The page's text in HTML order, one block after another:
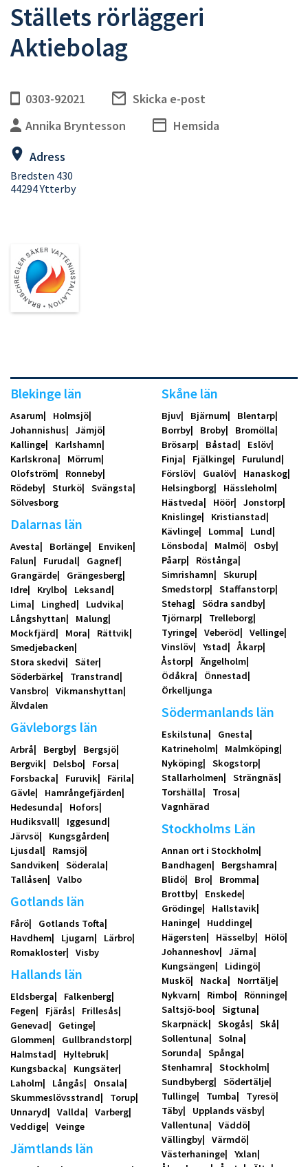
Ställets rörläggeri
Aktiebolag
0303-92021
Skicka e-post
Annika Bryntesson
Hemsida
Adress
Bredsten 430
44294 Ytterby
Blekinge län
Asarum
Holmsjö
Johannishus
Jämjö
Kallinge
Karlshamn
Karlskrona
Mörrum
Olofström
Ronneby
Rödeby
Sturkö
Svängsta
Sölvesborg
Dalarnas län
Avesta Borlänge
Enviken
Falun
Furudal
Gagnef
Grangärde
Grängesberg
Idre
Krylbo
Leksand
Lima
Linghed
Ludvika
Långshyttan
Malung
Mockfjärd
Mora
Rättvik
Smedjebacken
Stora skedvi
Säter
Söderbärke
Transtrand
Vansbro
Vikmanshyttan
Älvdalen
Gävleborgs län
Arbrå Bergby
Bergsjö
Bergvik
Delsbo
Forsa
Forsbacka
Furuvik
Färila
Gävle
Hamrångefjärden
Hedesunda
Hofors
Hudiksvall
Iggesund
Järvsö
Kungsgården
Ljusdal
Ramsjö
Sandviken
Söderala
Tallåsen
Valbo
Gotlands län
Fårö
Gotlands Tofta
Havdhem
Ljugarn
Lärbro
Romakloster
Visby
Hallands län
Eldsberga
Falkenberg
Fegen
Fjärås
Frillesås
Genevad
Getinge
Glommen
Gullbrandstorp
Halmstad
Hyltebruk
Kungsbacka
Kungsäter
Laholm
Långås
Onsala
Skummeslövsstrand
Torup
Unnaryd
Vallda
Varberg
Veddige
Veinge
Jämtlands län
Skåne län
Bjuv Bjärnum
Blentarp
Borrby
Broby
Bromölla
Brösarp
Båstad
Eslöv
Finja
Fjälkinge
Furulund
Förslöv
Gualöv
Hanaskog
Helsingborg
Hässleholm
Hästveda
Höör
Jonstorp
Knislinge
Kristianstad
Kävlinge
Lomma
Lund
Lönsboda
Malmö
Osby
Påarp
Röstånga
Simrishamn
Skurup
Smedstorp
Staffanstorp
Stehag
Södra sandby
Tjörnarp
Trelleborg
Tyringe
Veberöd
Vellinge
Vinslöv
Ystad
Åkarp
Åstorp
Ängelholm
Ödåkra
Önnestad
Örkelljunga
Södermanlands län
Eskilstuna
Gnesta
Katrineholm
Malmköping
Nyköping
Skogstorp
Stallarholmen
Strängnäs
Torshälla
Trosa
Vagnhärad
Stockholms Län
Annan ort i Stockholm
Bandhagen
Bergshamra
Blidö
Bro
Bromma
Brottby
Enskede
Grödinge
Hallstavik
Haninge
Huddinge
Hägersten
Hässelby
Hölö
Johanneshov
Järna
Kungsängen
Lidingö
Muskö
Nacka
Norrtälje
Nykvarn
Rimbo
Rönninge
Saltsjö-boo
Sigtuna
Skarpnäck
Skogås
Skå
Sollentuna
Solna
Sorunda
Spånga
Stenhamra
Stockholm
Sundbyberg
Södertälje
Tullinge
Tumba
Tyresö
Täby
Upplands väsby
Vallentuna
Väddö
Vällingby
Värmdö
Västerhaninge
Yxlan